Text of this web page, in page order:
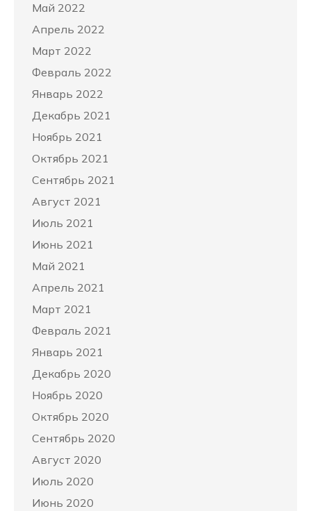
Май 2022
Апрель 2022
Март 2022
Февраль 2022
Январь 2022
Декабрь 2021
Ноябрь 2021
Октябрь 2021
Сентябрь 2021
Август 2021
Июль 2021
Июнь 2021
Май 2021
Апрель 2021
Март 2021
Февраль 2021
Январь 2021
Декабрь 2020
Ноябрь 2020
Октябрь 2020
Сентябрь 2020
Август 2020
Июль 2020
Июнь 2020